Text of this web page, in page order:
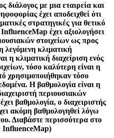
διάλογος με μια εταιρεία και
έχει αποδειχθεί ότι
στρατηγικές για θετικό
έχει αξιολογήσει
στοιχείων ως προς
λεγόμενη κλιματική
η κλιματική διαχείριση ενός
τόσο καλύτερη είναι η
χρησιμοποιήθηκαν τόσο
Η βαθμολογία είναι η
περιουσιακών
βαθμολογία, ο διαχειριστής
ακόμη βαθμολογηθεί λόγω
Διαβάστε περισσότερα στο
InfluenceMap)